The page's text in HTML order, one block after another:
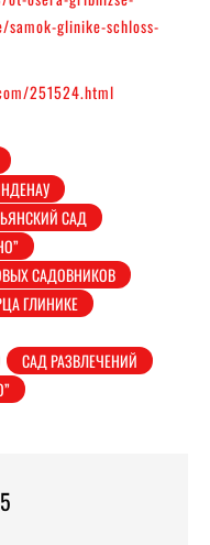
samok-glinike-schloss-
251524.html
САД
САДОВНИКОВ
ГЛИНИКЕ
САД РАЗВЛЕЧЕНИЙ